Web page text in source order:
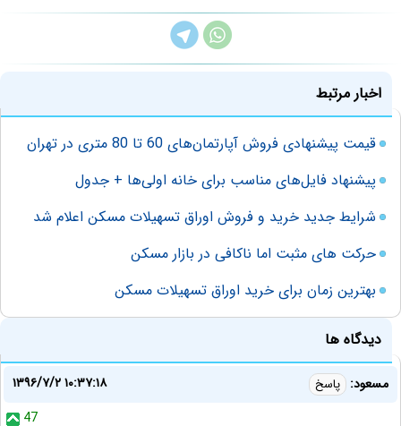
اخبار مرتبط
قیمت پیشنهادی فروش آپارتمان‌های 60 تا 80 متری در تهران
پیشنهاد فایل‌های مناسب برای خانه اولی‌ها + جدول
شرایط جدید خرید و فروش اوراق تسهیلات مسکن اعلام شد
حرکت های مثبت اما ناکافی در بازار مسکن
بهترین زمان برای خرید اوراق تسهیلات مسکن
دیدگاه ها
مسعود: پاسخ
۱۳۹۶/۷/۲ ۱۰:۳۷:۱۸
47